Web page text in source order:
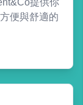
提供你
便與舒適的